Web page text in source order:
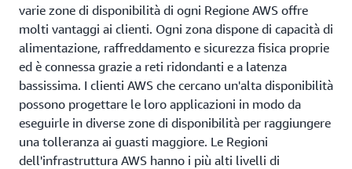
Denver, Colorado
Hayward, California
Houston, Texas
Jacksonville, Florida
Kansas City, Missouri
Querétaro, Messico
Salt Lake City, Utah
San Jose, California
Seattle, Washington
South Bend, Indiana
varie zone di disponibilità di ogni Regione AWS offre
molti vantaggi ai clienti. Ogni zona dispone di capacità di
alimentazione, raffreddamento e sicurezza fisica proprie
ed è connessa grazie a reti ridondanti e a latenza
bassissima. I clienti AWS che cercano un'alta disponibilità
possono progettare le loro applicazioni in modo da
eseguirle in diverse zone di disponibilità per raggiungere
una tolleranza ai guasti maggiore. Le Regioni
dell'infrastruttura AWS hanno i più alti livelli di